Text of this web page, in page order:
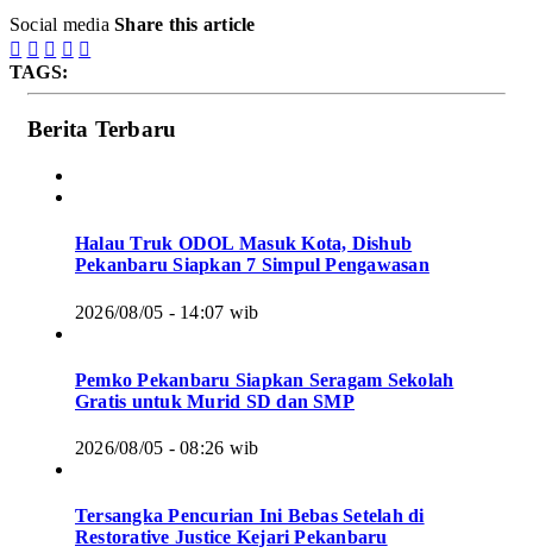
Social media Share this article
    
TAGS:
Berita Terbaru
Halau Truk ODOL Masuk Kota, Dishub
Pekanbaru Siapkan 7 Simpul Pengawasan
2026/08/05 - 14:07 wib
Pemko Pekanbaru Siapkan Seragam Sekolah
Gratis untuk Murid SD dan SMP
2026/08/05 - 08:26 wib
Tersangka Pencurian Ini Bebas Setelah di
Restorative Justice Kejari Pekanbaru